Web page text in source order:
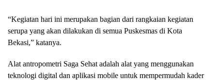
“Kegiatan hari ini merupakan bagian dari rangkaian kegiatan
serupa yang akan dilakukan di semua Puskesmas di Kota
Bekasi,” katanya.
Alat antropometri Saga Sehat adalah alat yang menggunakan
teknologi digital dan aplikasi mobile untuk mempermudah kader